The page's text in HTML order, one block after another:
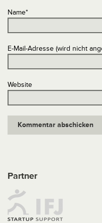
Name*
E-Mail-Adresse (wird nicht
Website
Partner